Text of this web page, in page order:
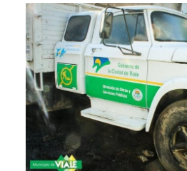
GOBIERNO
TRÁMITES Y SERVICIOS
CIUDAD
PARQUE INDUSTRIAL
RECAUDACIONES